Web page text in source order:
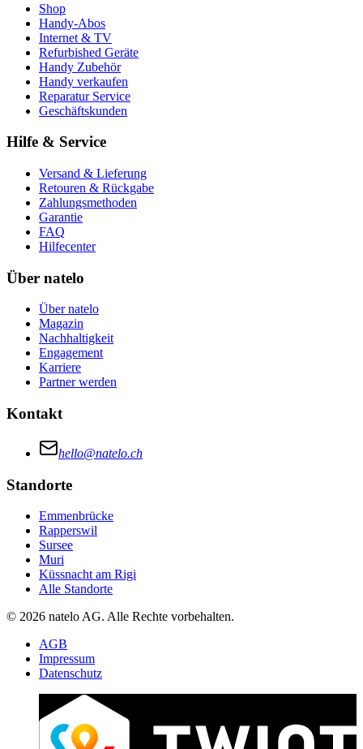
Shop
Handy-Abos
Internet & TV
Refurbished Geräte
Handy Zubehör
Handy verkaufen
Reparatur Service
Geschäftskunden
Hilfe & Service
Versand & Lieferung
Retouren & Rückgabe
Zahlungsmethoden
Garantie
FAQ
Hilfecenter
Über natelo
Über natelo
Magazin
Nachhaltigkeit
Engagement
Karriere
Partner werden
Kontakt
hello@natelo.ch
Standorte
Emmenbrücke
Rapperswil
Sursee
Muri
Küssnacht am Rigi
Alle Standorte
© 2026 natelo AG. Alle Rechte vorbehalten.
AGB
Impressum
Datenschutz